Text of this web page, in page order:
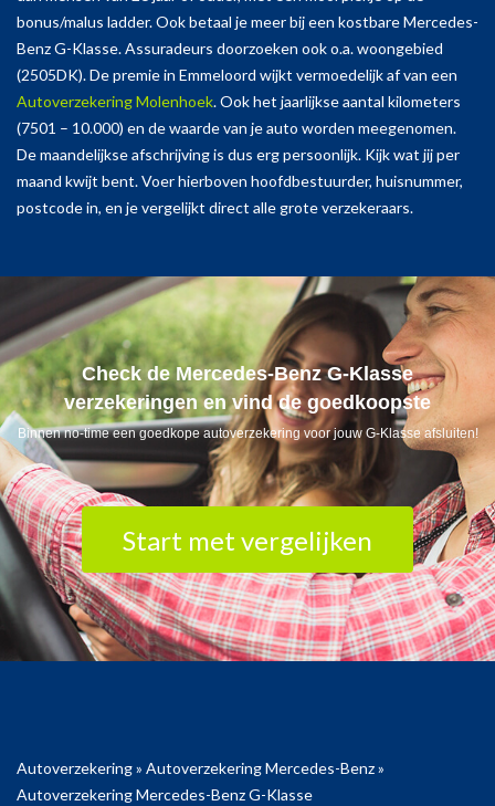
bonus/malus ladder. Ook betaal je meer bij een kostbare Mercedes-
Benz G-Klasse. Assuradeurs doorzoeken ook o.a. woongebied
(2505DK). De premie in Emmeloord wijkt vermoedelijk af van een
Autoverzekering Molenhoek. Ook het jaarlijkse aantal kilometers
(7501 – 10.000) en de waarde van je auto worden meegenomen.
De maandelijkse afschrijving is dus erg persoonlijk. Kijk wat jij per
maand kwijt bent. Voer hierboven hoofdbestuurder, huisnummer,
postcode in, en je vergelijkt direct alle grote verzekeraars.
Check de Mercedes-Benz G-Klasse
verzekeringen en vind de goedkoopste
Binnen no-time een goedkope autoverzekering voor jouw G-Klasse afsluiten!
Start met vergelijken
Autoverzekering» Autoverzekering Mercedes-Benz»
Autoverzekering Mercedes-Benz G-Klasse